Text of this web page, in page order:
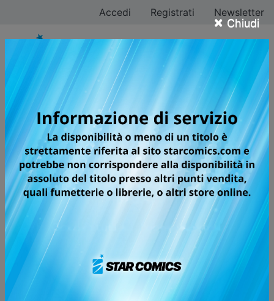
× Chiudi
Accedi Registrati Newsletter
Fumetti uscite di
martedì 25 agosto
2026
Di seguito ti proponiamo le ultime uscite di martedì 25
agosto 2026 dei fumetti Star Comics.
Clicca sul fumetto di tuo interesse per leggerne in
anteprima
FUMETTI MARTEDÌ 25
AGOSTO 2026